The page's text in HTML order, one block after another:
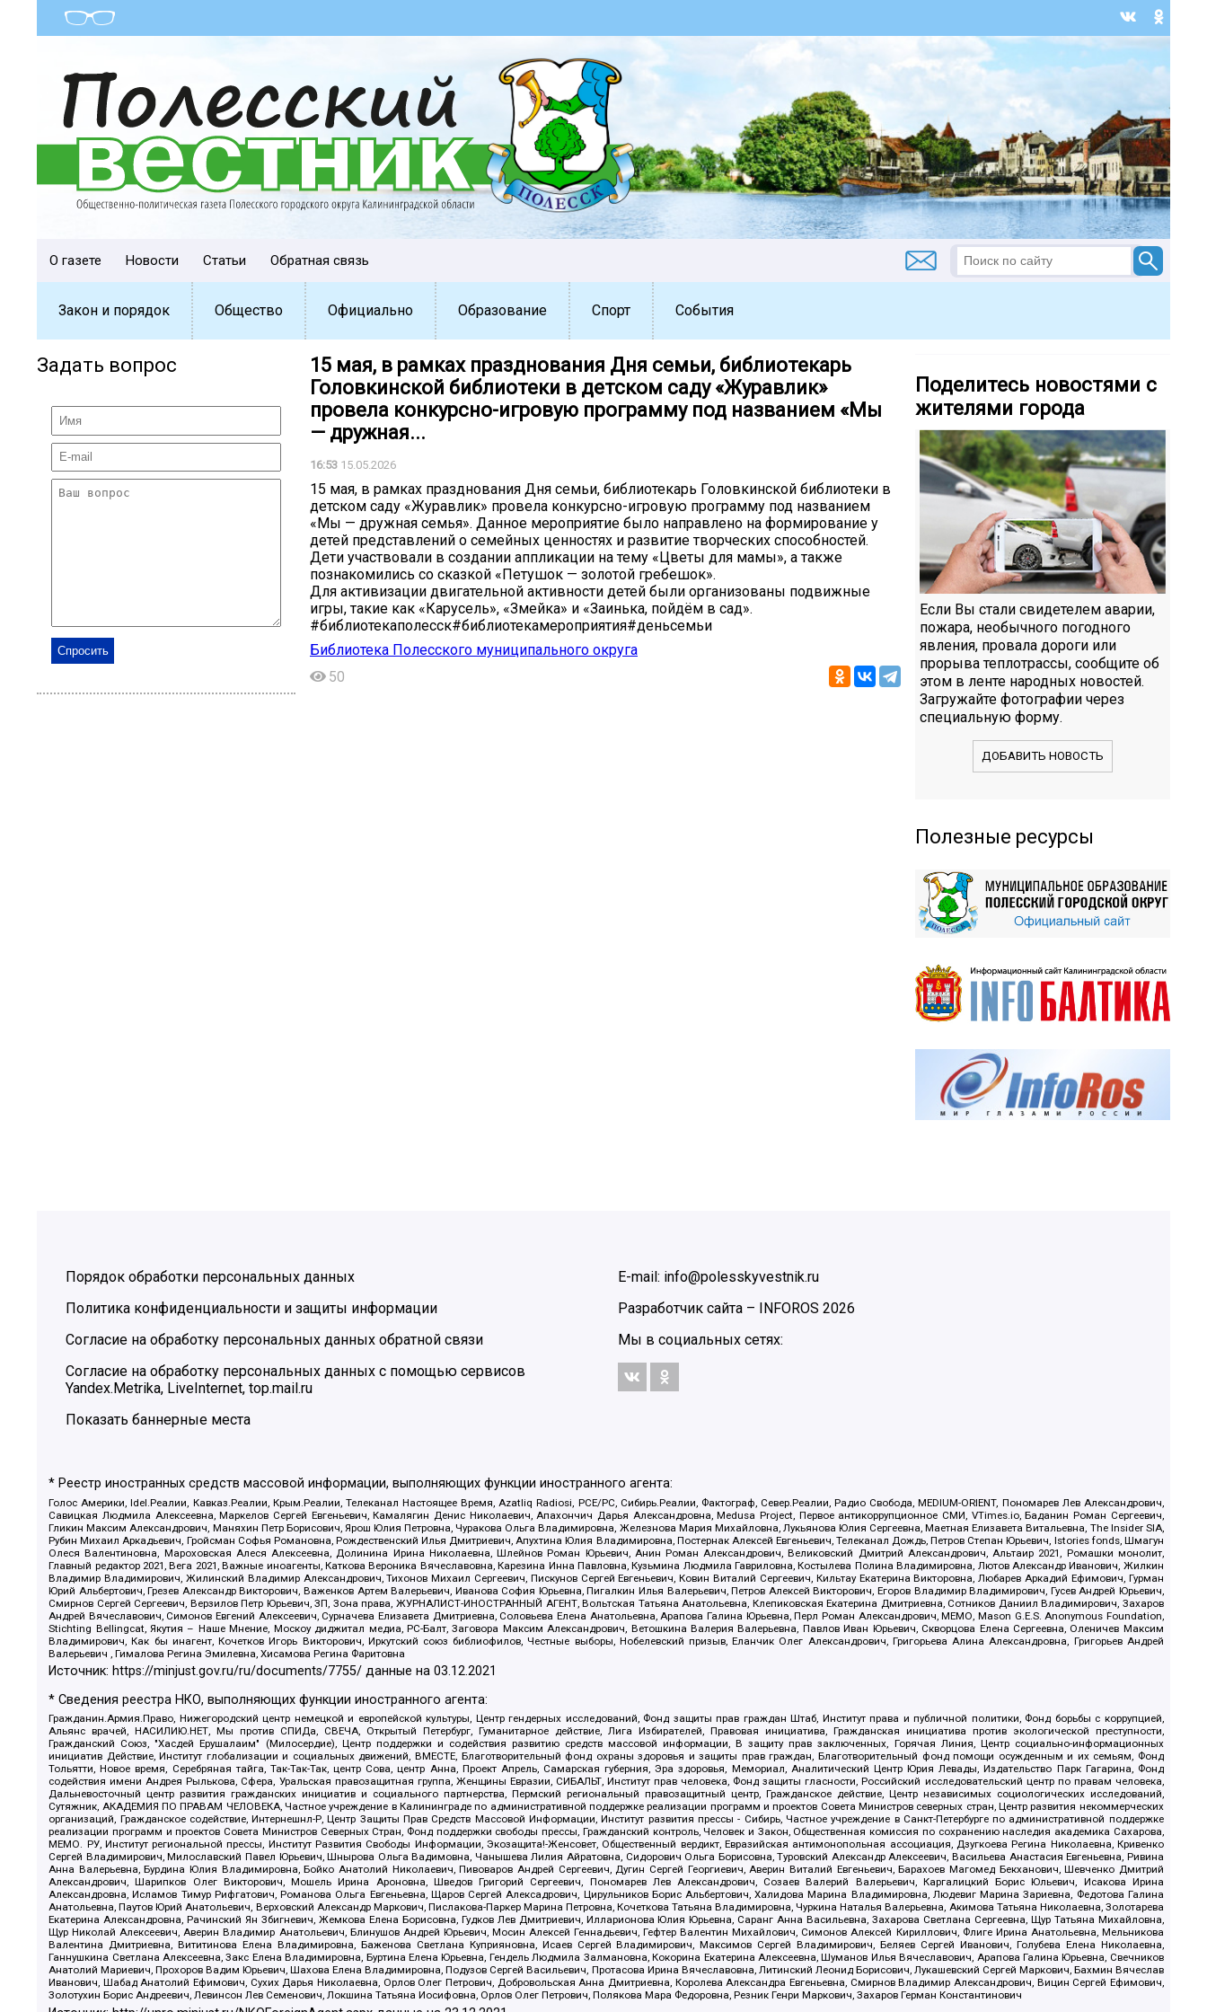
О газете Новости Статьи Обратная связь
Закон и порядок Общество Официально Образование Спорт События
Задать вопрос
15 мая, в рамках празднования Дня семьи, библиотекарь
Головкинской библиотеки в детском саду «Журавлик»
провела конкурсно-игровую программу под названием «Мы
— дружная...
16:53 15.05.2026
15 мая, в рамках празднования Дня семьи, библиотекарь Головкинской библиотеки в
детском саду «Журавлик» провела конкурсно-игровую программу под названием
«Мы — дружная семья». Данное мероприятие было направлено на формирование у
детей представлений о семейных ценностях и развитие творческих способностей.
Дети участвовали в создании аппликации на тему «Цветы для мамы», а также
познакомились со сказкой «Петушок — золотой гребешок».
Для активизации двигательной активности детей были организованы подвижные
игры, такие как «Карусель», «Змейка» и «Заинька, пойдём в сад».
#библиотекаполесск#библиотекамероприятия#деньсемьи
Библиотека Полесского муниципального округа
50
Поделитесь новостями с
жителями города
Если Вы стали свидетелем аварии,
пожара, необычного погодного
явления, провала дороги или
прорыва теплотрассы, сообщите об
этом в ленте народных новостей.
Загружайте фотографии через
специальную форму.
ДОБАВИТЬ НОВОСТЬ
Полезные ресурсы
Порядок обработки персональных данных
Политика конфиденциальности и защиты информации
Согласие на обработку персональных данных обратной связи
Согласие на обработку персональных данных с помощью сервисов
Yandex.Metrika, LiveInternet, top.mail.ru
Показать баннерные места
E-mail: info@polesskyvestnik.ru
Разработчик сайта – INFOROS 2026
Мы в социальных сетях:
* Реестр иностранных средств массовой информации, выполняющих функции иностранного агента:
Голос Америки, Idel.Реалии, Кавказ.Реалии, Крым.Реалии, Телеканал Настоящее Время, Azatliq Radiosi, PCE/PC, Сибирь.Реалии, Фактограф, Север.Реалии, Радио Свобода, MEDIUM-ORIENT, Пономарев Лев Александрович,
Савицкая Людмила Алексеевна, Маркелов Сергей Евгеньевич, Камалягин Денис Николаевич, Апахончич Дарья Александровна, Medusa Project, Первое антикоррупционное СМИ, VTimes.io, Баданин Роман Сергеевич,
Гликин Максим Александрович, Маняхин Петр Борисович, Ярош Юлия Петровна, Чуракова Ольга Владимировна, Железнова Мария Михайловна, Лукьянова Юлия Сергеевна, Маетная Елизавета Витальевна, The Insider SIA,
Рубин Михаил Аркадьевич, Гройсман Софья Романовна, Рождественский Илья Дмитриевич, Апухтина Юлия Владимировна, Постернак Алексей Евгеньевич, Телеканал Дождь, Петров Степан Юрьевич, Istories fonds, Шмагун
Олеся Валентиновна, Мароховская Алеся Алексеевна, Долинина Ирина Николаевна, Шлейнов Роман Юрьевич, Анин Роман Александрович, Великовский Дмитрий Александрович, Альтаир 2021, Ромашки монолит,
Главный редактор 2021, Вега 2021, Важные иноагенты, Каткова Вероника Вячеславовна, Карезина Инна Павловна, Кузьмина Людмила Гавриловна, Костылева Полина Владимировна, Лютов Александр Иванович, Жилкин
Владимир Владимирович, Жилинский Владимир Александрович, Тихонов Михаил Сергеевич, Пискунов Сергей Евгеньевич, Ковин Виталий Сергеевич, Кильтау Екатерина Викторовна, Любарев Аркадий Ефимович, Гурман
Юрий Альбертович, Грезев Александр Викторович, Важенков Артем Валерьевич, Иванова София Юрьевна, Пигалкин Илья Валерьевич, Петров Алексей Викторович, Егоров Владимир Владимирович, Гусев Андрей Юрьевич,
Смирнов Сергей Сергеевич, Верзилов Петр Юрьевич, ЗП, Зона права, ЖУРНАЛИСТ-ИНОСТРАННЫЙ АГЕНТ, Вольтская Татьяна Анатольевна, Клепиковская Екатерина Дмитриевна, Сотников Даниил Владимирович, Захаров
Андрей Вячеславович, Симонов Евгений Алексеевич, Сурначева Елизавета Дмитриевна, Соловьева Елена Анатольевна, Арапова Галина Юрьевна, Перл Роман Александрович, МЕМО, Mason G.E.S. Anonymous Foundation,
Stichting Bellingcat, Якутия – Наше Мнение, Москоу диджитал медиа, РС-Балт, Заговора Максим Александрович, Ветошкина Валерия Валерьевна, Павлов Иван Юрьевич, Скворцова Елена Сергеевна, Оленичев Максим
Владимирович, Как бы инагент, Кочетков Игорь Викторович, Иркутский союз библиофилов, Честные выборы, Нобелевский призыв, Еланчик Олег Александрович, Григорьева Алина Александровна, Григорьев Андрей
Валерьевич , Гималова Регина Эмилевна, Хисамова Регина Фаритовна
Источник: https://minjust.gov.ru/ru/documents/7755/ данные на03.12.2021
* Сведения реестра НКО, выполняющих функции иностранного агента:
Гражданин.Армия.Право, Нижегородский центр немецкой и европейской культуры, Центр гендерных исследований, Фонд защиты прав граждан Штаб, Институт права и публичной политики, Фонд борьбы с коррупцией,
Альянс врачей, НАСИЛИЮ.НЕТ, Мы против СПИДа, СВЕЧА, Открытый Петербург, Гуманитарное действие, Лига Избирателей, Правовая инициатива, Гражданская инициатива против экологической преступности,
Гражданский Союз, "Хасдей Ерушалаим" (Милосердие), Центр поддержки и содействия развитию средств массовой информации, В защиту прав заключенных, Горячая Линия, Центр социально-информационных
инициатив Действие, Институт глобализации и социальных движений, ВМЕСТЕ, Благотворительный фонд охраны здоровья и защиты прав граждан, Благотворительный фонд помощи осужденным и их семьям, Фонд
Тольятти, Новое время, Серебряная тайга, Так-Так-Так, центр Сова, центр Анна, Проект Апрель, Самарская губерния, Эра здоровья, Мемориал, Аналитический Центр Юрия Левады, Издательство Парк Гагарина, Фонд
содействия имени Андрея Рылькова, Сфера, Уральская правозащитная группа, Женщины Евразии, СИБАЛЬТ, Институт прав человека, Фонд защиты гласности, Российский исследовательский центр по правам человека,
Дальневосточный центр развития гражданских инициатив и социального партнерства, Пермский региональный правозащитный центр, Гражданское действие, Центр независимых социологических исследований,
Сутяжник, АКАДЕМИЯ ПО ПРАВАМ ЧЕЛОВЕКА, Частное учреждение в Калининграде по административной поддержке реализации программ и проектов Совета Министров северных стран, Центр развития некоммерческих
организаций, Гражданское содействие, Интернешнл-Р, Центр Защиты Прав Средств Массовой Информации, Институт развития прессы - Сибирь, Частное учреждение в Санкт-Петербурге по административной поддержке
реализации программ и проектов Совета Министров Северных Стран, Фонд поддержки свободы прессы, Гражданский контроль, Человек и Закон, Общественная комиссия по сохранению наследия академика Сахарова,
МЕМО. РУ, Институт региональной прессы, Институт Развития Свободы Информации, Экозащита!-Женсовет, Общественный вердикт, Евразийская антимонопольная ассоциация, Дзугкоева Регина Николаевна, Кривенко
Сергей Владимирович, Милославский Павел Юрьевич, Шнырова Ольга Вадимовна, Чанышева Лилия Айратовна, Сидорович Ольга Борисовна, Туровский Александр Алексеевич, Васильева Анастасия Евгеньевна, Ривина
Анна Валерьевна, Бурдина Юлия Владимировна, Бойко Анатолий Николаевич, Пивоваров Андрей Сергеевич, Дугин Сергей Георгиевич, Аверин Виталий Евгеньевич, Барахоев Магомед Бекханович, Шевченко Дмитрий
Александрович, Шарипков Олег Викторович, Мошель Ирина Ароновна, Шведов Григорий Сергеевич, Пономарев Лев Александрович, Созаев Валерий Валерьевич, Каргалицкий Борис Юльевич, Исакова Ирина
Александровна, Исламов Тимур Рифгатович, Романова Ольга Евгеньевна, Щаров Сергей Алексадрович, Цирульников Борис Альбертович, Халидова Марина Владимировна, Людевиг Марина Зариевна, Федотова Галина
Анатольевна, Паутов Юрий Анатольевич, Верховский Александр Маркович, Пислакова-Паркер Марина Петровна, Кочеткова Татьяна Владимировна, Чуркина Наталья Валерьевна, Акимова Татьяна Николаевна, Золотарева
Екатерина Александровна, Рачинский Ян Збигневич, Жемкова Елена Борисовна, Гудков Лев Дмитриевич, Илларионова Юлия Юрьевна, Саранг Анна Васильевна, Захарова Светлана Сергеевна, Щур Татьяна Михайловна,
Щур Николай Алексеевич, Аверин Владимир Анатольевич, Блинушов Андрей Юрьевич, Мосин Алексей Геннадьевич, Гефтер Валентин Михайлович, Симонов Алексей Кириллович, Флиге Ирина Анатольевна, Мельникова
Валентина Дмитриевна, Вититинова Елена Владимировна, Баженова Светлана Куприяновна, Исаев Сергей Владимирович, Максимов Сергей Владимирович, Беляев Сергей Иванович, Голубева Елена Николаевна,
Ганнушкина Светлана Алексеевна, Закс Елена Владимировна, Буртина Елена Юрьевна, Гендель Людмила Залмановна, Кокорина Екатерина Алексеевна, Шуманов Илья Вячеславович, Арапова Галина Юрьевна, Свечников
Анатолий Мариевич, Прохоров Вадим Юрьевич, Шахова Елена Владимировна, Подузов Сергей Васильевич, Протасова Ирина Вячеславовна, Литинский Леонид Борисович, Лукашевский Сергей Маркович, Бахмин Вячеслав
Иванович, Шабад Анатолий Ефимович, Сухих Дарья Николаевна, Орлов Олег Петрович, Добровольская Анна Дмитриевна, Королева Александра Евгеньевна, Смирнов Владимир Александрович, Вицин Сергей Ефимович,
Золотухин Борис Андреевич, Левинсон Лев Семенович, Локшина Татьяна Иосифовна, Орлов Олег Петрович, Полякова Мара Федоровна, Резник Генри Маркович, Захаров Герман Константинович